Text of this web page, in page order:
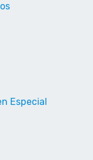
Especial